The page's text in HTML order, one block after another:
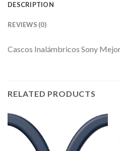
DESCRIPTION
REVIEWS (0)
Cascos Inalámbricos Sony
RELATED PRODUCTS